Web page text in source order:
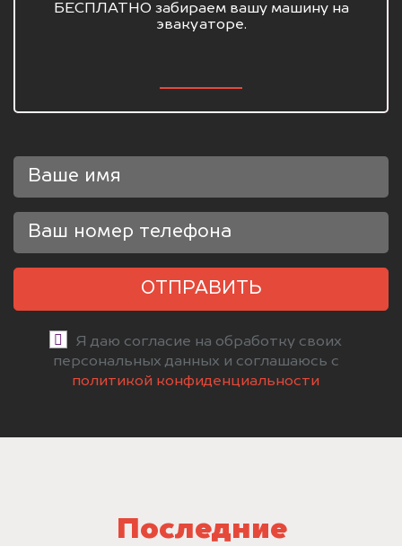
БЕСПЛАТНО забираем вашу машину на
эвакуаторе.
ОТПРАВИТЬ
Я даю согласие на обработку своих
персональных данных и соглашаюсь с
политикой конфиденциальности
Последние